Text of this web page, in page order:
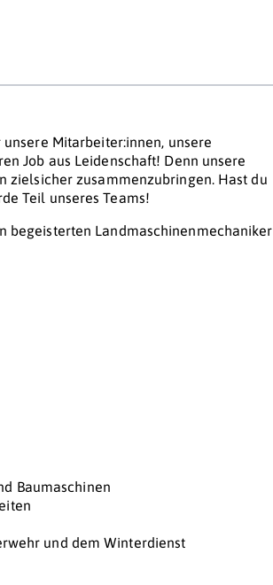
Mitarbeiter:innen, unsere
Job aus Leidenschaft! Denn unsere
zielsicher zusammenzubringen. Hast du
Teil unseres Teams!
begeisterten Landmaschinenmechaniker
Baumaschinen
und dem Winterdienst